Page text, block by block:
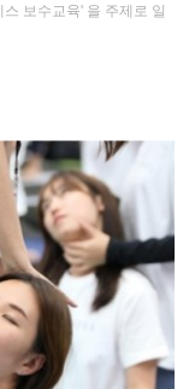
보수교육' 을 주제로 일